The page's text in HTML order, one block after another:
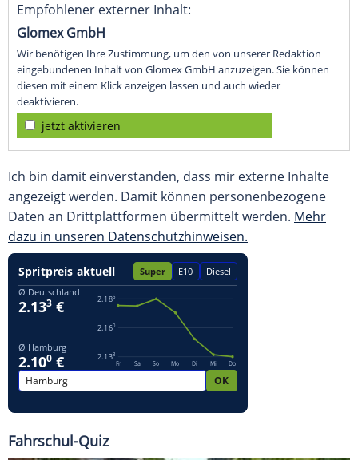
Empfohlener externer Inhalt:
Glomex GmbH
Wir benötigen Ihre Zustimmung, um den von unserer Redaktion
eingebundenen Inhalt von Glomex GmbH anzuzeigen. Sie können
diesen mit einem Klick anzeigen lassen und auch wieder
deaktivieren.
jetzt aktivieren
Ich bin damit einverstanden, dass mir externe Inhalte
angezeigt werden. Damit können personenbezogene
Daten an Drittplattformen übermittelt werden. Mehr
dazu in unseren Datenschutzhinweisen.
Fahrschul-Quiz